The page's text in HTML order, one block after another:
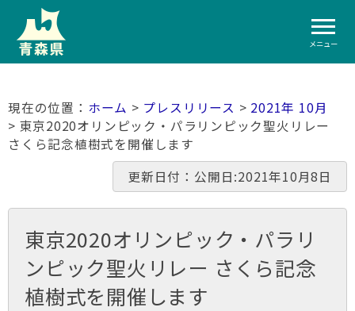
メニュー
ホーム > プレスリリース > 2021年 10月
> 東京2020オリンピック・パラリンピック聖火リレー
さくら記念植樹式を開催します
更新日付：公開日:2021年10月8日
東京2020オリンピック・パラリ
ンピック聖火リレー さくら記念
植樹式を開催します